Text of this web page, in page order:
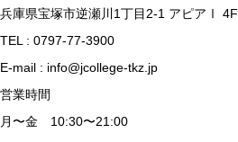
兵庫県宝塚市逆瀬川1丁目2-1 アピアⅠ 4F
TEL : 0797-77-3900
E-mail : info@jcollege-tkz.jp
営業時間
月〜金 10:30〜21:00